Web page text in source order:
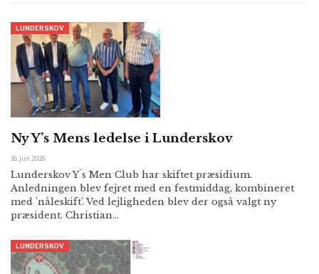
LUNDERSKOV
Ny Y’s Mens ledelse i Lunderskov
16. jun 2026
Lunderskov Y´s Men Club har skiftet præsidium.
Anledningen blev fejret med en festmiddag, kombineret
med ’nåleskift’. Ved lejligheden blev der også valgt ny
præsident. Christian…
LUNDERSKOV